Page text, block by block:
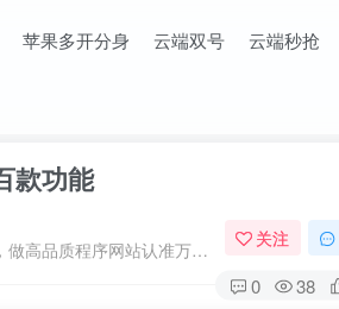
苹果多开分身 云端双号 云端秒抢
款功能
专注于原创程序开发、定制、微商软件、提供有保障的维护及售后，做高品质程序网站认准万码库。
关注
0 38